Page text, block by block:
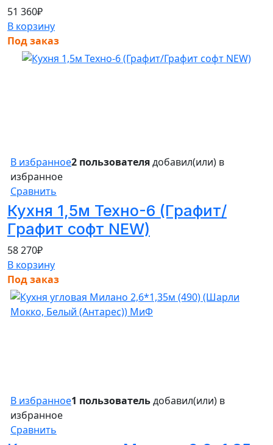
51 360₽
В корзину
Под заказ
В избранное2 пользователядобавил(или) в
избранное
Сравнить
Кухня 1,5м Техно-6 (Графит/
Графит софт NEW)
58 270₽
В корзину
Под заказ
В избранное1 пользовательдобавил(или) в
избранное
Сравнить